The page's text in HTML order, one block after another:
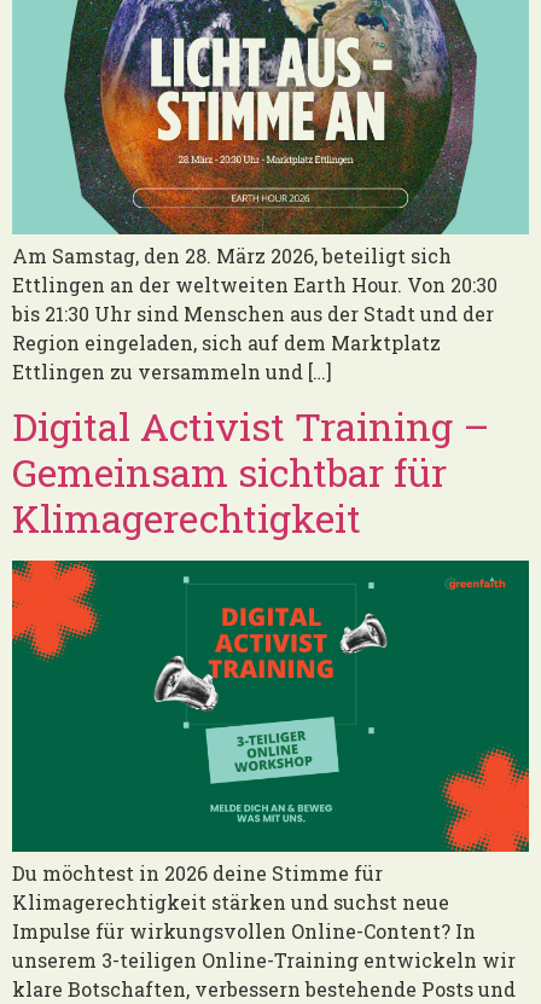
Am Samstag, den 28. März 2026, beteiligt sich
Ettlingen an der weltweiten Earth Hour. Von 20:30
bis 21:30 Uhr sind Menschen aus der Stadt und der
Region eingeladen, sich auf dem Marktplatz
Ettlingen zu versammeln und […]
Digital Activist Training –
Gemeinsam sichtbar für
Klimagerechtigkeit
Du möchtest in 2026 deine Stimme für
Klimagerechtigkeit stärken und suchst neue
Impulse für wirkungsvollen Online-Content? In
unserem 3-teiligen Online-Training entwickeln wir
klare Botschaften, verbessern bestehende Posts und